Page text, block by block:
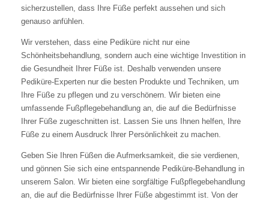
sicherzustellen, dass Ihre Füße perfekt aussehen und sich
genauso anfühlen.
Wir verstehen, dass eine Pediküre nicht nur eine
Schönheitsbehandlung, sondern auch eine wichtige Investition in
die Gesundheit Ihrer Füße ist. Deshalb verwenden unsere
Pediküre-Experten nur die besten Produkte und Techniken, um
Ihre Füße zu pflegen und zu verschönern. Wir bieten eine
umfassende Fußpflegebehandlung an, die auf die Bedürfnisse
Ihrer Füße zugeschnitten ist. Lassen Sie uns Ihnen helfen, Ihre
Füße zu einem Ausdruck Ihrer Persönlichkeit zu machen.
Geben Sie Ihren Füßen die Aufmerksamkeit, die sie verdienen,
und gönnen Sie sich eine entspannende Pediküre-Behandlung in
unserem Salon. Wir bieten eine sorgfältige Fußpflegebehandlung
an, die auf die Bedürfnisse Ihrer Füße abgestimmt ist. Von der